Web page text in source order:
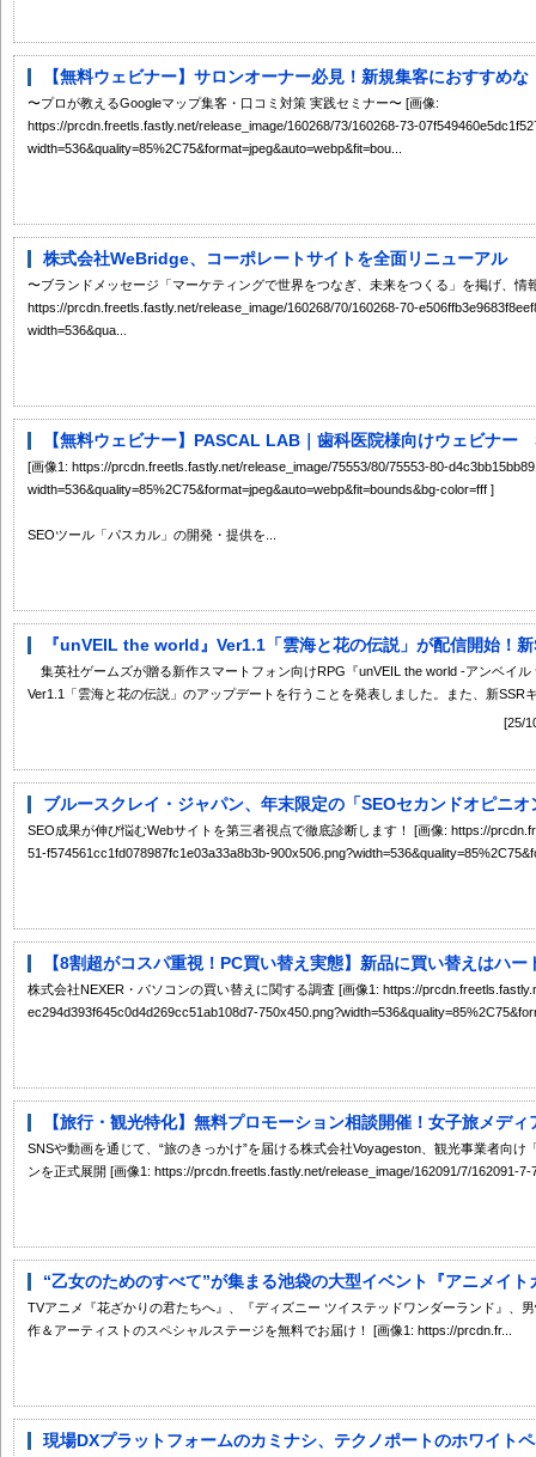
【無料ウェビナー】サロンオーナー必見！新規集客におすすめ
〜プロが教えるGoogleマップ集客・口コミ対策 実践セミナー〜 [画像:
https://prcdn.freetls.fastly.net/release_image/160268/73/160268-73-
width=536&quality=85%2C75&format=jpeg&auto=webp&fit=bou...
株式会社WeBridge、コーポレートサイトを全面リニューアル
〜ブランドメッセージ「マーケティングで世界をつなぎ、未来をつくる」を掲げ、情
https://prcdn.freetls.fastly.net/release_image/160268/70/160268-70-
width=536&qua...
【無料ウェビナー】PASCAL LAB｜歯科医院様向けウェビナー
[画像1: https://prcdn.freetls.fastly.net/release_image/75553/80/75553-80-
width=536&quality=85%2C75&format=jpeg&auto=webp&fit=bounds&bg-color=fff ]
SEOツール「パスカル」の開発・提供を...
『unVEIL the world』Ver1.1「雲海と花の伝説」が配信開始！
集英社ゲームズが贈る新作スマートフォン向けRPG『unVEIL the world -アンベイ
Ver1.1「雲海と花の伝説」のアップデートを行うことを発表しました。また、新SSR
[25/
ブルースクレイ・ジャパン、年末限定の「SEOセカンドオピニ
SEO成果が伸び悩むWebサイトを第三者視点で徹底診断します！ [画像: https://
51-f574561cc1fd078987fc1e03a33a8b3b-
【8割超がコスパ重視！PC買い替え実態】新品に買い替えはハ
株式会社NEXER・パソコンの買い替えに関する調査 [画像1: https://
ec294d393f645c0d4d269cc51ab108d7-
【旅行・観光特化】無料プロモーション相談開催！女子旅メデ
SNSや動画を通じて、“旅のきっかけ”を届ける株式会社Voyageston、観光事業者向
ンを正式展開 [画像1: https://prcdn.freetls.fastly.net/release_image/162091/7/162091-7-
“乙女のためのすべて”が集まる池袋の大型イベント『アニメイト
TVアニメ『花ざかりの君たちへ』、『ディズニー ツイステッドワンダーランド』、
作＆アーティストのスペシャルステージを無料でお届け！ [画像1: https://prcdn.fr...
現場DXプラットフォームのカミナシ、テクノポートのホワイト